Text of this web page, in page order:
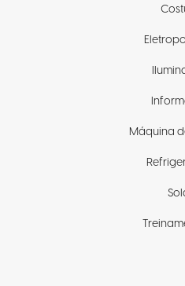
Máquina